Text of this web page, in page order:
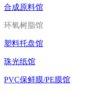
合成原料馆
环氧树脂馆
塑料托盘馆
珠光纸馆
PVC保鲜膜/PE膜馆